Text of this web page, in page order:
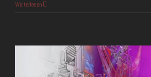
Weiterlesen